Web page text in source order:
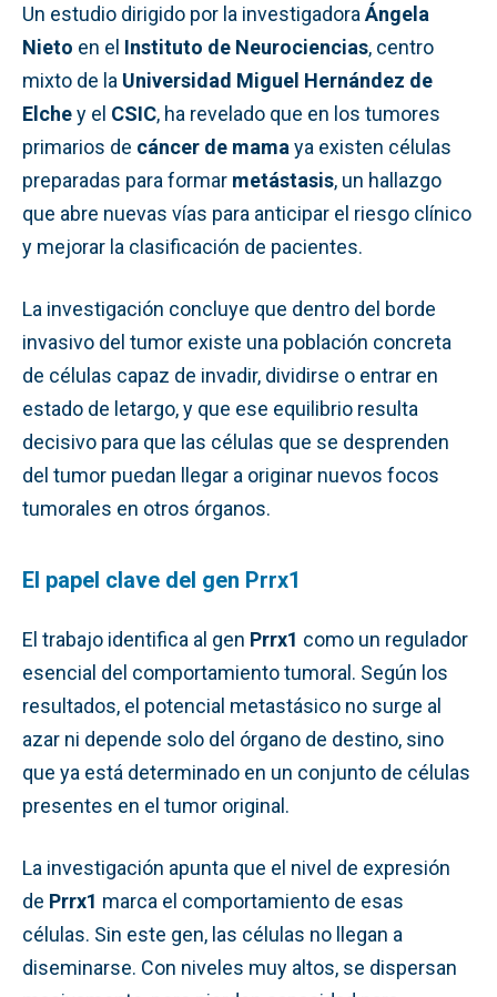
Un estudio dirigido por la investigadora Ángela
Nieto en el Instituto de Neurociencias, centro
mixto de la Universidad Miguel Hernández de
Elchey el CSIC, ha revelado que en los tumores
primarios de cáncer de mama ya existen células
preparadas para formar metástasis, un hallazgo
que abre nuevas vías para anticipar el riesgo clínico
y mejorar la clasificación de pacientes.
La investigación concluye que dentro del borde
invasivo del tumor existe una población concreta
de células capaz de invadir, dividirse o entrar en
estado de letargo, y que ese equilibrio resulta
decisivo para que las células que se desprenden
del tumor puedan llegar a originar nuevos focos
tumorales en otros órganos.
El papel clave del gen Prrx1
El trabajo identifica al gen Prrx1 como un regulador
esencial del comportamiento tumoral. Según los
resultados, el potencial metastásico no surge al
azar ni depende solo del órgano de destino, sino
que ya está determinado en un conjunto de células
presentes en el tumor original.
La investigación apunta que el nivel de expresión
de Prrx1 marca el comportamiento de esas
células. Sin este gen, las células no llegan a
diseminarse. Con niveles muy altos, se dispersan